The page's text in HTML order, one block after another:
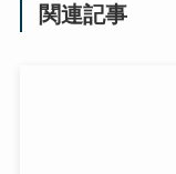
関連記事